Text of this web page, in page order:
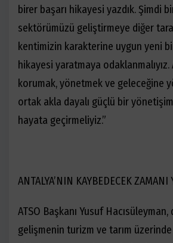
birer başarı hikayesi yazdık. Şimdi
sektörümüzü geliştirmeye diğer
kentimizin karakterine uygun yeni
hikayesi yaratmaya odaklanmalıyız.
korumak, yönetmek ve geleceğine
ortak akla dayalı güçlü bir
hayata geçirmeliyiz.”
ANTALYA’NIN KAYBEDECEK ZAMANI
ATSO Başkanı Yusuf
gelişmenin turizm ve tarım